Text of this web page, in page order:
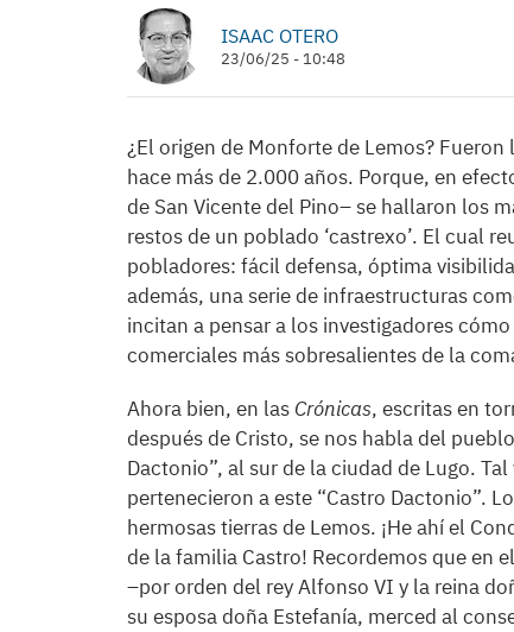
ISAAC OTERO
23/06/25 - 10:48
¿El origen de Monforte de Lemos?
hace más de 2.000 años. Porque, en
de San Vicente del Pino– se hallaron los
restos de un poblado ‘castrexo’. El cual
pobladores: fácil defensa, óptima
además, una serie de infraestructuras
incitan a pensar a los investigadores
comerciales más sobresalientes de la
Ahora bien, en las Crónicas, escritas en
después de Cristo, se nos habla del
Dactonio”, al sur de la ciudad de Lugo.
pertenecieron a este “Castro Dactonio”.
hermosas tierras de Lemos. ¡He ahí el
de la familia Castro! Recordemos que en
–por orden del rey Alfonso VI y la reina
su esposa doña Estefanía, merced al